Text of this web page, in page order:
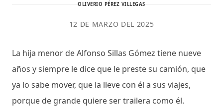
OLIVERIO PÉREZ VILLEGAS
12 DE MARZO DEL 2025
La hija menor de Alfonso Sillas Gómez tiene nueve
años y siempre le dice que le preste su camión, que
ya lo sabe mover, que la lleve con él a sus viajes,
porque de grande quiere ser trailera como él.